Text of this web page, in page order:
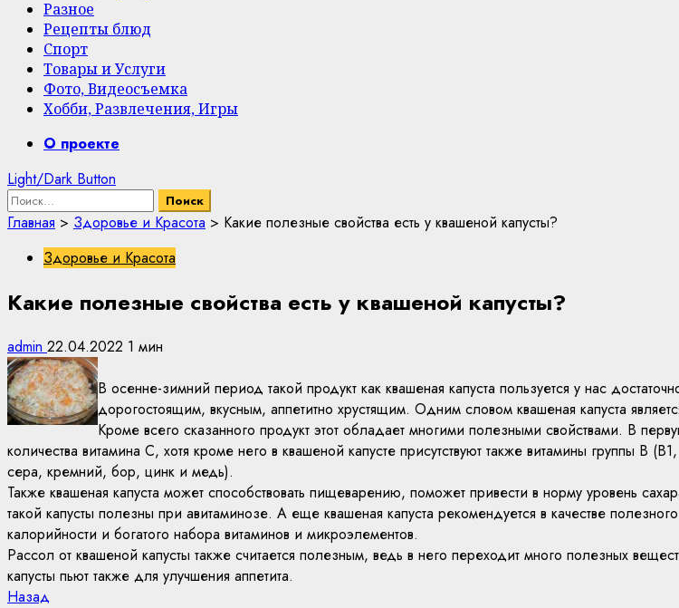
Разное
Рецепты блюд
Спорт
Товары и Услуги
Фото, Видеосъемка
Хобби, Развлечения, Игры
PrimaryО проекте
Light/Dark Button
Найти:
Главная > Здоровье и Красота > Какие полезные свойства есть у квашеной капусты?
Здоровье и Красота
Какие полезные свойства есть у квашеной капусты?
admin 22.04.2022 1 мин
В осенне-зимний период такой продукт как квашеная капуста пользуется у нас
дорогостоящим, вкусным, аппетитно хрустящим. Одним словом квашеная капуста
Кроме всего сказанного продукт этот обладает многими полезными свойствами. В
количества витамина С, хотя кроме него в квашеной капусте присутствуют также витамины группы
сера, кремний, бор, цинк и медь).
Также квашеная капуста может способствовать пищеварению, поможет привести в норму уровень
такой капусты полезны при авитаминозе. А еще квашеная капуста рекомендуется в качестве
калорийности и богатого набора витаминов и микроэлементов.
Рассол от квашеной капусты также считается полезным, ведь в него переходит много полезных
капусты пьют также для улучшения аппетита.
Continue
Назад